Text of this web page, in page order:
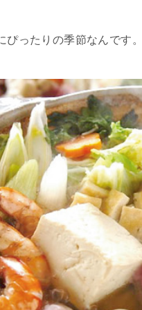
ぴったりの季節なんです